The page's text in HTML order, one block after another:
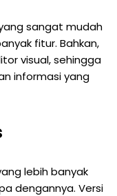
sangat mudah
fitur. Bahkan,
visual, sehingga
informasi yang
lebih banyak
dengannya. Versi